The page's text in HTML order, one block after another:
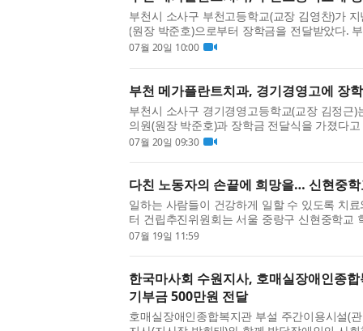
부천시 소사구 부천고등학교(교장 김영찬)가
(원장 박준호)으로부터 장학금을 전달받았다.
통을 이어온 지역 명문고로, 지난해 과학고등
07월 20일 10:00
부천 메가플란트치과, 경기경영고에 장
부천시 소사구 경기경영고등학교(교장 김정근
의원(원장 박준호)과 장학금 전달식을 가졌다
학생들에게 상·하반기 각각 100만원씩, 총 200
07월 20일 09:30
다친 노동자의 손끝에 희망을… 신현중
일하는 사람들이 건강하게 일할 수 있도록 치
터 건립추진위원회는 서울 중랑구 신현중학교
손가락 캠페인’에 굿즈 판매 수익금 전액을 기
07월 19일 11:59
한국마사회 수원지사, 호매실장애인종
기부금 500만원 전달
호매실장애인종합복지관 부설 주간이용시설(